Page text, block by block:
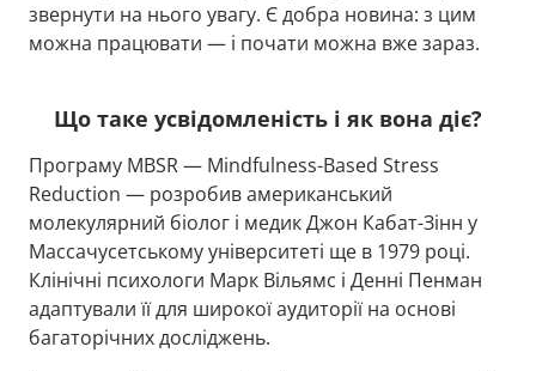
звернути на нього увагу. Є добра новина: з цим
можна працювати — і почати можна вже зараз.
Що таке усвідомленість і як вона діє?
Програму MBSR — Mindfulness-Based Stress
Reduction — розробив американський
молекулярний біолог і медик Джон Кабат-Зінн у
Массачусетському університеті ще в 1979 році.
Клінічні психологи Марк Вільямс і Денні Пенман
адаптували її для широкої аудиторії на основі
багаторічних досліджень.